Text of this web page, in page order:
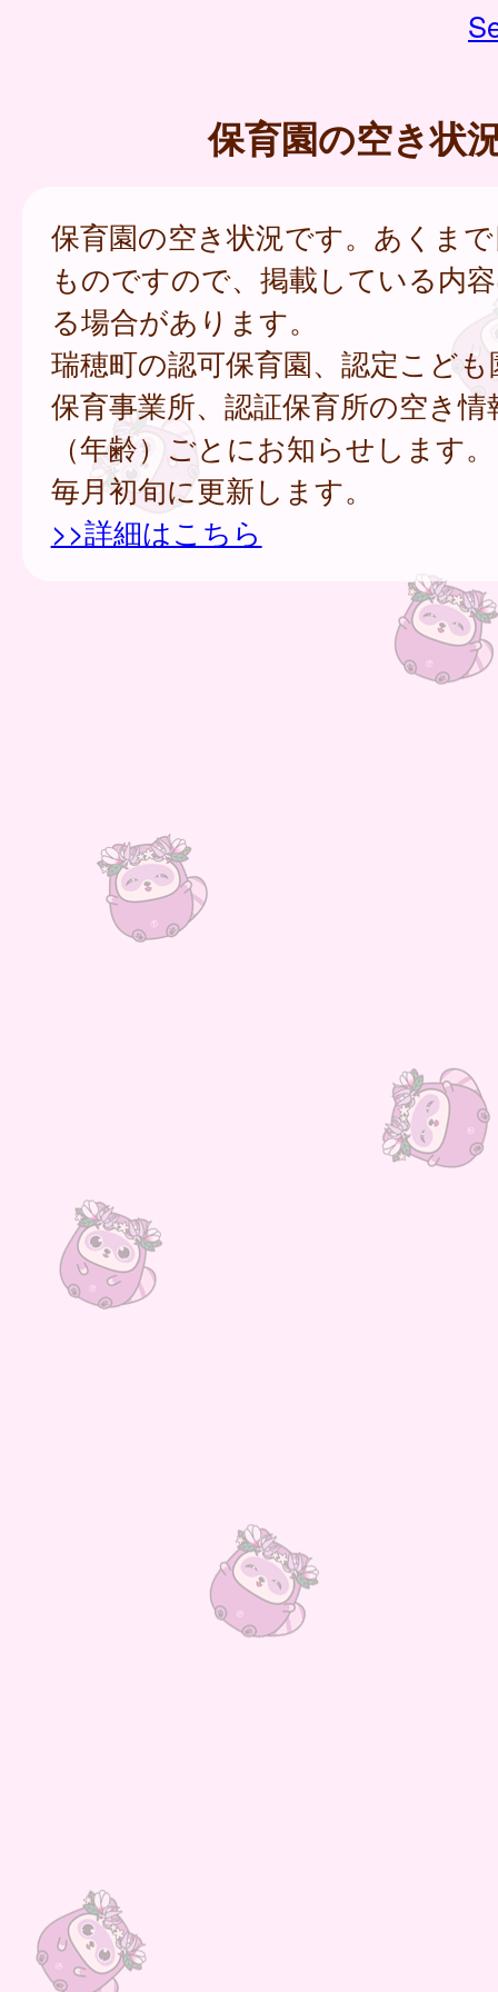
保育園の空き状
保育園の空き状況です。あくま
ものですので、掲載している内
る場合があります。
瑞穂町の認可保育園、認定こど
保育事業所、認証保育所の空き
（年齢）ごとにお知らせします
毎月初旬に更新します。
>>詳細はこちら